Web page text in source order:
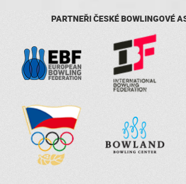
PARTNEŘI ČESKÉ BOWLINGOVÉ